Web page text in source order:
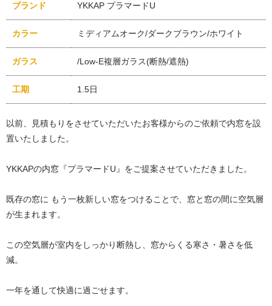
ブランド YKKAP プラマードU
カラー ミディアムオーク/ダークブラウン/ホワイト
ガラス /Low-E複層ガラス(断熱/遮熱)
工期 1.5日
以前、見積もりをさせていただいたお客様からのご依頼で内窓を設
置いたしました。
YKKAPの内窓『プラマードU』をご提案させていただきました。
既存の窓に もう一枚新しい窓をつけることで、窓と窓の間に空気層
が生まれます。
この空気層が室内をしっかり断熱し、窓からくる寒さ・暑さを低
減。
一年を通して快適に過ごせます。